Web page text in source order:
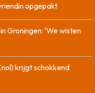
opgepakt
Groningen: ‘We wisten
krijgt schokkend